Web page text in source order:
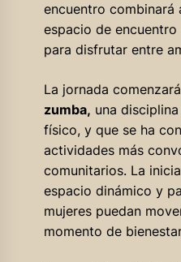
encuentro combinará
espacio de
para disfrutar entre
La jornada
zumba, una
físico, y que se ha
actividades más
comunitarios. La
espacio dinámico y
mujeres puedan
momento de